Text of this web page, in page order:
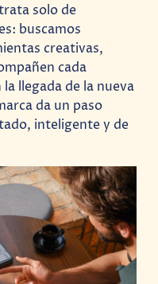
solo de
buscamos
creativas,
cada
llegada de la nueva
da un paso
inteligente y de